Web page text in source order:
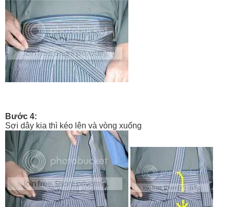
Bước 4:
Sợi dây kia thì kéo lên và vòng xuống